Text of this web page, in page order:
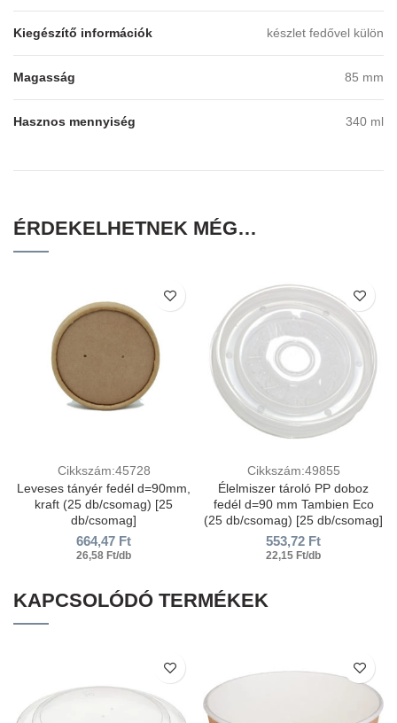
Kiegészítő információk készlet fedővel külön
Magasság 85 mm
Hasznos mennyiség 340 ml
ÉRDEKELHETNEK MÉG…
Cikkszám:45728
Leveses tányér fedél d=90mm,
kraft (25 db/csomag) [25
db/csomag]
664,47 Ft
26,58 Ft/db
Cikkszám:49855
Élelmiszer tároló PP doboz
fedél d=90 mm Tambien Eco
(25 db/csomag) [25 db/csomag]
553,72 Ft
22,15 Ft/db
KAPCSOLÓDÓ TERMÉKEK